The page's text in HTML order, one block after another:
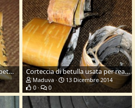
portamonete in corteccia di betulla Corteccia di betulla usata per realizzare il portamonete
Maduva
13 Dicembre 2014
0
0